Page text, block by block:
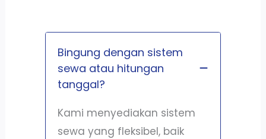
Bingung dengan sistem
sewa atau hitungan
tanggal?
Kami menyediakan sistem
sewa yang fleksibel, baik